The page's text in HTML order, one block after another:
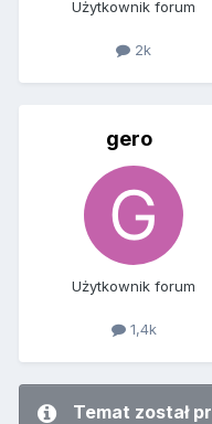
Użytkownik forum
2k
gero
Użytkownik forum
1,4k
Temat został